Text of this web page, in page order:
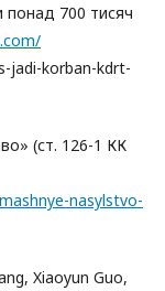
понад 700 тисяч
jadi-korban-kdrt-
(ст. 126-1 КК
nasylstvo-
Xiaoyun Guo,